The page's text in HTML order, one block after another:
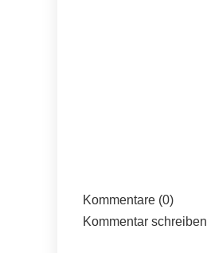
Kommentare (0)
Kommentar schreiben